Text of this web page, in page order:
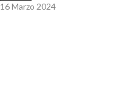
16 Marzo 2024